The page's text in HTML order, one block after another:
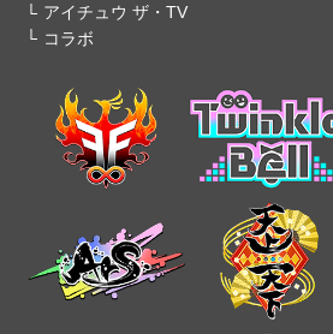
アイチュウ ザ・TV
コラボ